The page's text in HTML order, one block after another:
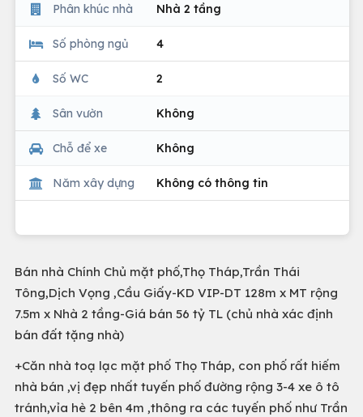
Phân khúc nhà Nhà 2 tầng
Số phòng ngủ 4
Số WC 2
Sân vườn Không
Chỗ để xe Không
Năm xây dựng Không có thông tin
Bán nhà Chính Chủ mặt phố,Thọ Tháp,Trần Thái
Tông,Dịch Vọng ,Cầu Giấy-KD VIP-DT 128m x MT rộng
7.5m x Nhà 2 tầng-Giá bán 56 tỷ TL (chủ nhà xác định
bán đất tặng nhà)
+Căn nhà toạ lạc mặt phố Thọ Tháp, con phố rất hiếm
nhà bán ,vị đẹp nhất tuyến phố đường rộng 3-4 xe ô tô
tránh,vỉa hè 2 bên 4m ,thông ra các tuyến phố như Trần